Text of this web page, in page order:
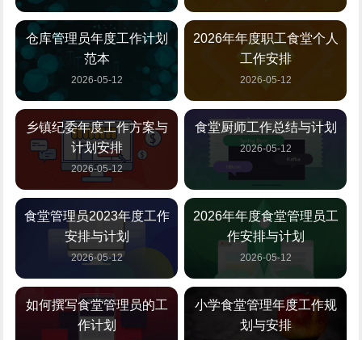
仓库管理员年度工作计划
范本
2026-05-12
2026年年度职工食堂个人
工作安排
2026-05-12
乡镇纪委年度工作方案与
计划安排
2026-05-12
食堂厨师工作总结与计划
2026-05-12
食堂管理员2023年度工作
安排与计划
2026-05-12
2026年年度食堂管理员工
作安排与计划
2026-05-12
如何撰写食堂管理员的工
作计划
小学食堂管理年度工作规
划与安排